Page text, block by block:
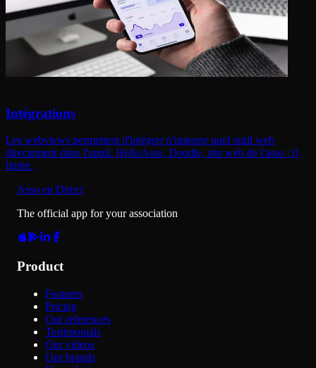
Intégrations
Les webviews permettent d'intégrer n'importe quel outil web
directement dans l'appli. HelloAsso, Doodle, site web de l'asso : 0
limite.
Asso en Direct
The official app for your association
Product
Features
Pricing
Our references
Testimonials
Our videos
Our brands